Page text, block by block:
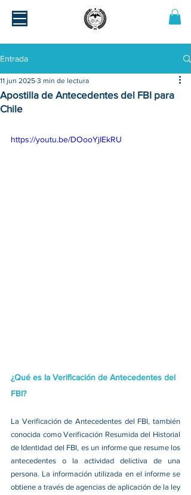
Entrada
Apostilla de Antecedentes del FBI para
Chile
11 jun 2025 3 min de lectura
https://youtu.be/DOooYjIEkRU
¿Qué es la Verificación de Antecedentes del
FBI?
La Verificación de Antecedentes del FBI, también
conocida como Verificación Resumida del Historial
de Identidad del FBI, es un informe que resume los
antecedentes o la actividad delictiva de una
persona. La información utilizada en el informe se
obtiene a través de agencias de aplicación de la ley